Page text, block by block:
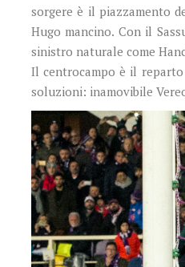
sorgere è il piazzamento
Hugo mancino. Con il
sinistro naturale come
Il centrocampo è il
soluzioni: inamovibile